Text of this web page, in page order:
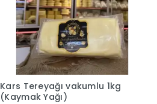
Kars Tereyağı vakumlu 1kg
(Kaymak Yağı)